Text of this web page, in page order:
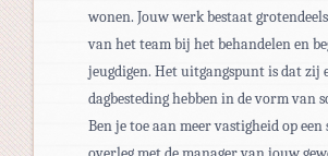
wonen. Jouw werk bestaat
van het team bij het behandelen en
jeugdigen. Het uitgangspunt is dat zij
dagbesteding hebben in de vorm van
Ben je toe aan meer vastigheid op